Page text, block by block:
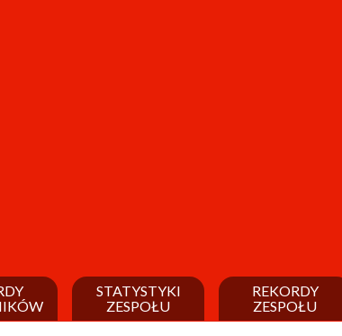
STATYSTYKI
ZESPOŁU
REKORDY
ZESPOŁU